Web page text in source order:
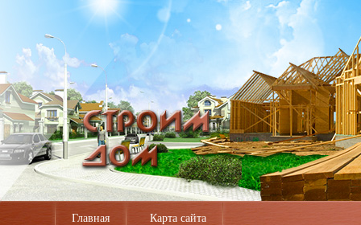
Главная Карта сайта